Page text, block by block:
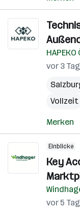
vor 3
Vollzeit
Merken
Einblicke
Key
vor 5